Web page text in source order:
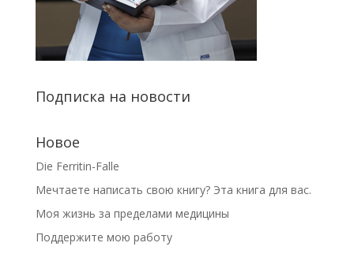
Подписка на новости
Новое
Die Ferritin-Falle
Мечтаете написать свою книгу? Эта книга для вас.
Моя жизнь за пределами медицины
Поддержите мою работу